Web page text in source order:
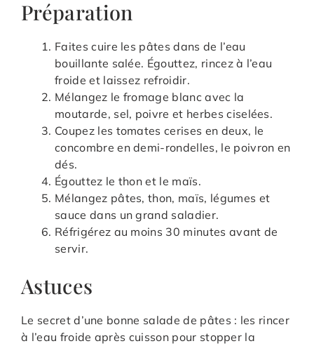
Préparation
Faites cuire les pâtes dans de l’eau
bouillante salée. Égouttez, rincez à l’eau
froide et laissez refroidir.
Mélangez le fromage blanc avec la
moutarde, sel, poivre et herbes ciselées.
Coupez les tomates cerises en deux, le
concombre en demi-rondelles, le poivron en
dés.
Égouttez le thon et le maïs.
Mélangez pâtes, thon, maïs, légumes et
sauce dans un grand saladier.
Réfrigérez au moins 30 minutes avant de
servir.
Astuces
Le secret d’une bonne salade de pâtes : les rincer
à l’eau froide après cuisson pour stopper la